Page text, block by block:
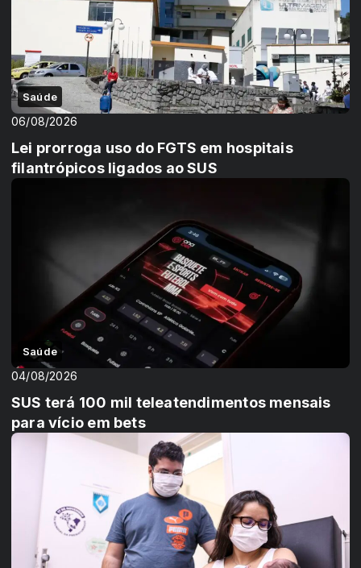
Saúde
06/08/2026
Lei prorroga uso do FGTS em hospitais
filantrópicos ligados ao SUS
Saúde
04/08/2026
SUS terá 100 mil teleatendimentos mensais
para vício em bets